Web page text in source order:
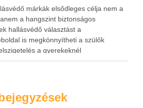
márkák elsődleges célja nem a
a hangszint biztonságos
hallásvédő választást a
is megkönnyítheti a szülők
a gyerekeknél
vagy dezorientáltságot is